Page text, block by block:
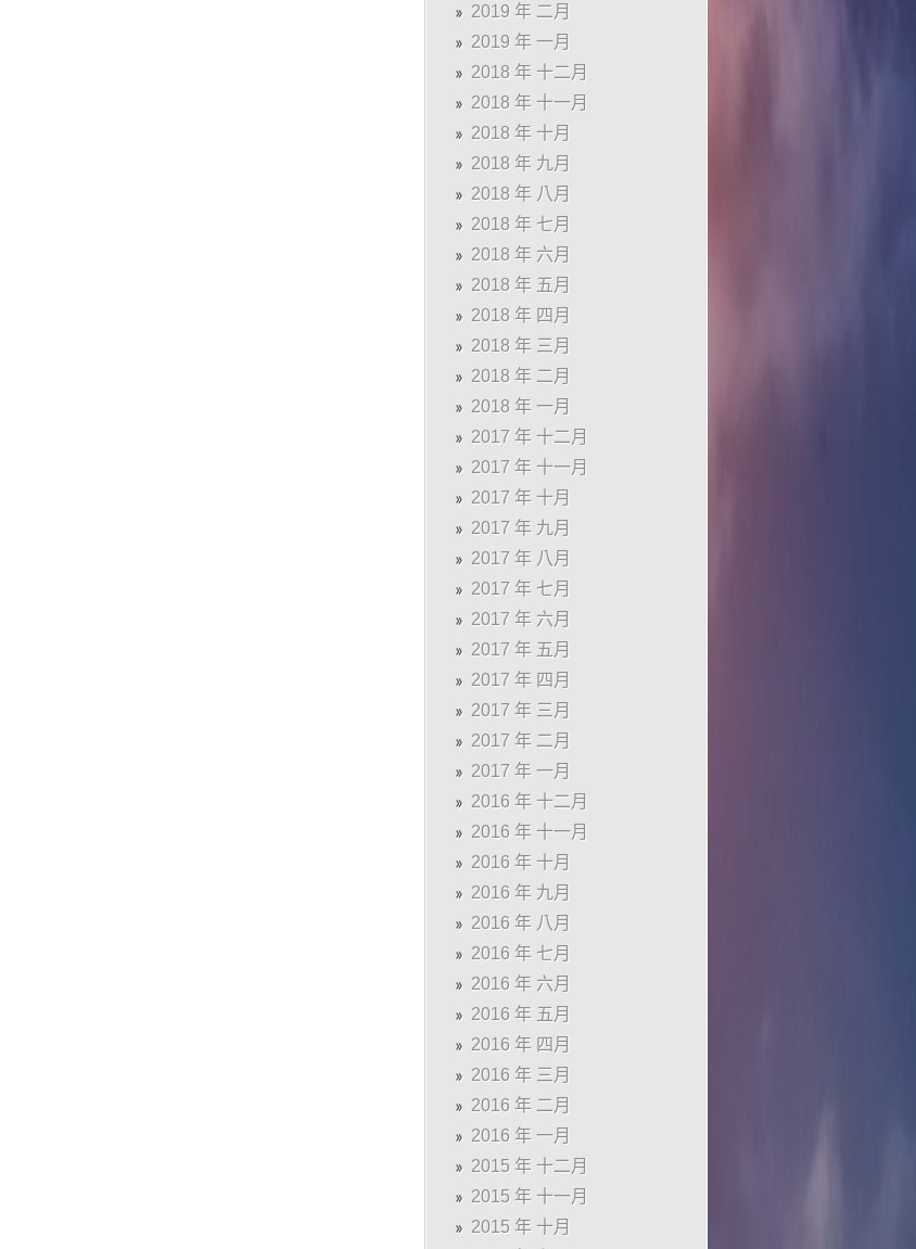
2019 年 二月
2019 年 一月
2018 年 十二月
2018 年 十一月
2018 年 十月
2018 年 九月
2018 年 八月
2018 年 七月
2018 年 六月
2018 年 五月
2018 年 四月
2018 年 三月
2018 年 二月
2018 年 一月
2017 年 十二月
2017 年 十一月
2017 年 十月
2017 年 九月
2017 年 八月
2017 年 七月
2017 年 六月
2017 年 五月
2017 年 四月
2017 年 三月
2017 年 二月
2017 年 一月
2016 年 十二月
2016 年 十一月
2016 年 十月
2016 年 九月
2016 年 八月
2016 年 七月
2016 年 六月
2016 年 五月
2016 年 四月
2016 年 三月
2016 年 二月
2016 年 一月
2015 年 十二月
2015 年 十一月
2015 年 十月